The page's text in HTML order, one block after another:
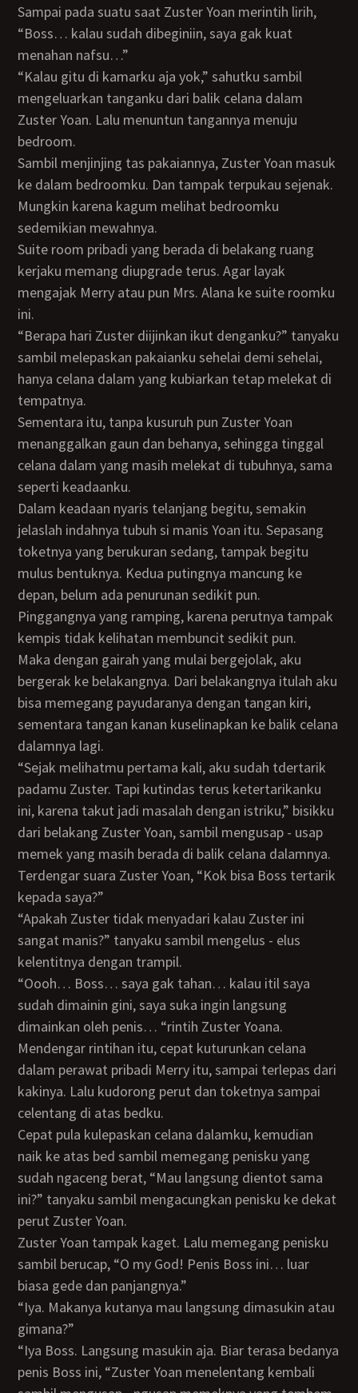
Sampai pada suatu saat Zuster Yoan merintih lirih,
“Boss… kalau sudah dibeginiin, saya gak kuat
menahan nafsu…”
“Kalau gitu di kamarku aja yok,” sahutku sambil
mengeluarkan tanganku dari balik celana dalam
Zuster Yoan. Lalu menuntun tangannya menuju
bedroom.
Sambil menjinjing tas pakaiannya, Zuster Yoan masuk
ke dalam bedroomku. Dan tampak terpukau sejenak.
Mungkin karena kagum melihat bedroomku
sedemikian mewahnya.
Suite room pribadi yang berada di belakang ruang
kerjaku memang diupgrade terus. Agar layak
mengajak Merry atau pun Mrs. Alana ke suite roomku
ini.
“Berapa hari Zuster diijinkan ikut denganku?” tanyaku
sambil melepaskan pakaianku sehelai demi sehelai,
hanya celana dalam yang kubiarkan tetap melekat di
tempatnya.
Sementara itu, tanpa kusuruh pun Zuster Yoan
menanggalkan gaun dan behanya, sehingga tinggal
celana dalam yang masih melekat di tubuhnya, sama
seperti keadaanku.
Dalam keadaan nyaris telanjang begitu, semakin
jelaslah indahnya tubuh si manis Yoan itu. Sepasang
toketnya yang berukuran sedang, tampak begitu
mulus bentuknya. Kedua putingnya mancung ke
depan, belum ada penurunan sedikit pun.
Pinggangnya yang ramping, karena perutnya tampak
kempis tidak kelihatan membuncit sedikit pun.
Maka dengan gairah yang mulai bergejolak, aku
bergerak ke belakangnya. Dari belakangnya itulah aku
bisa memegang payudaranya dengan tangan kiri,
sementara tangan kanan kuselinapkan ke balik celana
dalamnya lagi.
“Sejak melihatmu pertama kali, aku sudah tdertarik
padamu Zuster. Tapi kutindas terus ketertarikanku
ini, karena takut jadi masalah dengan istriku,” bisikku
dari belakang Zuster Yoan, sambil mengusap - usap
memek yang masih berada di balik celana dalamnya.
Terdengar suara Zuster Yoan, “Kok bisa Boss tertarik
kepada saya?”
“Apakah Zuster tidak menyadari kalau Zuster ini
sangat manis?” tanyaku sambil mengelus - elus
kelentitnya dengan trampil.
“Oooh… Boss… saya gak tahan… kalau itil saya
sudah dimainin gini, saya suka ingin langsung
dimainkan oleh penis… “rintih Zuster Yoana.
Mendengar rintihan itu, cepat kuturunkan celana
dalam perawat pribadi Merry itu, sampai terlepas dari
kakinya. Lalu kudorong perut dan toketnya sampai
celentang di atas bedku.
Cepat pula kulepaskan celana dalamku, kemudian
naik ke atas bed sambil memegang penisku yang
sudah ngaceng berat, “Mau langsung dientot sama
ini?” tanyaku sambil mengacungkan penisku ke dekat
perut Zuster Yoan.
Zuster Yoan tampak kaget. Lalu memegang penisku
sambil berucap, “O my God! Penis Boss ini… luar
biasa gede dan panjangnya.”
“Iya. Makanya kutanya mau langsung dimasukin atau
gimana?”
“Iya Boss. Langsung masukin aja. Biar terasa bedanya
penis Boss ini, “Zuster Yoan menelentang kembali